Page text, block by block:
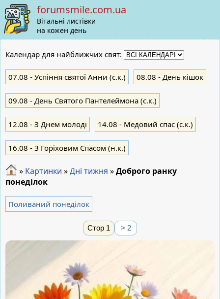
forumsmile.com.ua
Вітальні листівки
на кожен день
Календар для найближчих свят:
07.08 - Успіння святої Анни (с.к.) 08.08 - День кішок
09.08 - День Святого Пантелеймона (с.к.)
12.08 - З Днем молоді 14.08 - Медовий спас (с.к.)
16.08 - З Горіховим Спасом (н.к.)
» Картинки »Дні тижня »Доброго ранку
понеділок
Поливаний понеділок
Стор 1 > 2